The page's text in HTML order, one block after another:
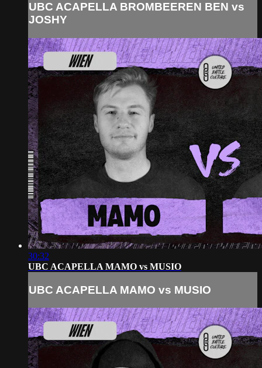
UBC ACAPELLA BROMBEEREN BEN vs
JOSHY
30:32
UBC ACAPELLA MAMO vs MUSIO
UBC ACAPELLA MAMO vs MUSIO